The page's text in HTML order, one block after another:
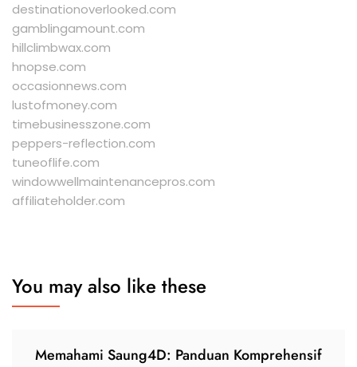
destinationoverlooked.com
gamblingamount.com
hillclimbwax.com
hnopse.com
occasionnews.com
lustofmoney.com
timebusinesszone.com
peppers-reflection.com
tuneoflife.com
windowwellmaintenancepros.com
affiliateholder.com
You may also like these
Memahami Saung4D: Panduan Komprehensif